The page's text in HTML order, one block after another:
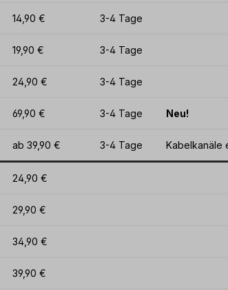
14,90 € 3-4 Tage
19,90 € 3-4 Tage
24,90 € 3-4 Tage
69,90 € 3-4 Tage Neu!
ab 39,90 € 3-4 Tage Kabelkanäle
24,90 €
29,90 €
34,90 €
39,90 €